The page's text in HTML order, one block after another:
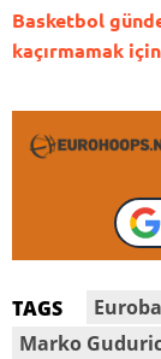
Basketbol
kaçırmamak
TAGS
Marko